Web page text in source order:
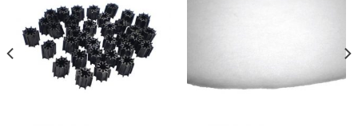
Toevoegen
aan
verlanglijst